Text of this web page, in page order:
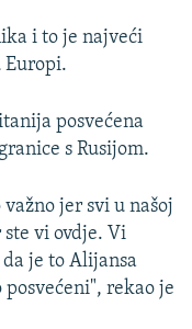
i to je najveći
Europi.
posvećena
s Rusijom.
jer svi u našoj
vi ovdje. Vi
je to Alijansa
rekao je